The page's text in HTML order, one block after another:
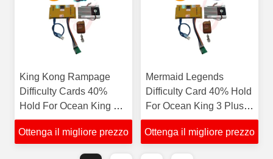
King Kong Rampage
Difficulty Cards 40%
Hold For Ocean King 3
Plus IGS Fish Game in
vendita
Ottenga il migliore prezzo
Mermaid Legends
Difficulty Card 40% Hold
For Ocean King 3 Plus
IGS Fish Game in
vendita
Ottenga il migliore prezzo